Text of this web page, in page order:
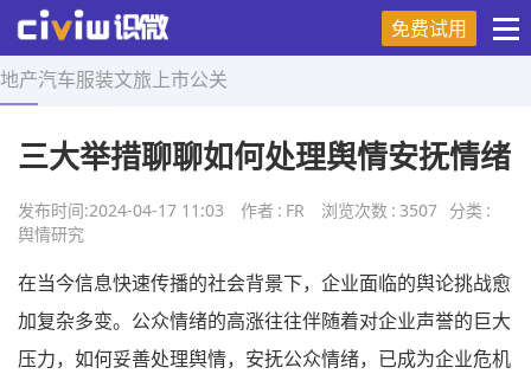
免费试用
地产汽车服装文旅 上市公关
首页 > 舆情研究 > 正文
三大举措聊聊如何处理舆情安抚情绪
发布时间:2024-04-17 11:03 作者 : FR 浏览次数 : 3507 分类 :
舆情研究
在当今信息快速传播的社会背景下，企业面临的舆论挑战愈
加复杂多变。公众情绪的高涨往往伴随着对企业声誉的巨大
压力，如何妥善处理舆情，安抚公众情绪，已成为企业危机